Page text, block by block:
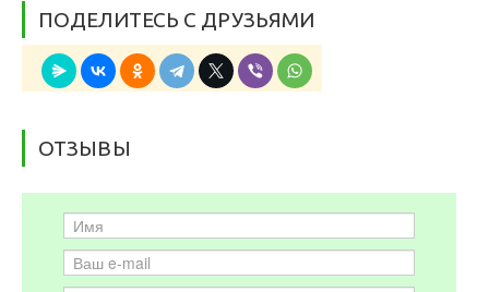
ПОДЕЛИТЕСЬ С ДРУЗЬЯМИ
ОТЗЫВЫ